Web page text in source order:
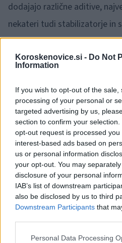
Koroskenovice.si - Do Not
Information
If you wish to opt-out of the
processing of your personal or
targeted advertising by us,
section to confirm your
opt-out request is processed
interest-based ads based on
us or personal information
your opt-out. You may
disclosure of your personal
IAB’s list of downstream
also be disclosed by us to third
Downstream Participants that
Please note that this website/
Personal Data Processing
dodajajo različne aditive,
nekateri tudi stabilizatorje in
kislosti. Na ta način želijo
vendar se s tem oddaljujejo
"Za ohranitev sladkega
največkrat dodajajo sladila,
imeni sukraloza, steviol
aspartam in podobno.
za zmanjšanje vnosa
🎁1 mesec brezplačno!Beri